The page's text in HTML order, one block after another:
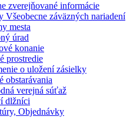
zverejňované informácie
Všeobecne záväzných nariadení
mesta
úrad
konanie
prostredie
o uložení zásielky
obstarávania
verejná súťaž
dlžníci
Objednávky